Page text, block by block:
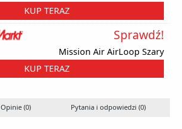
KUP TERAZ
Mission Air AirLoop Szary
Sprawdź!
KUP TERAZ
Opinie (0) Pytania i odpowiedzi (0)